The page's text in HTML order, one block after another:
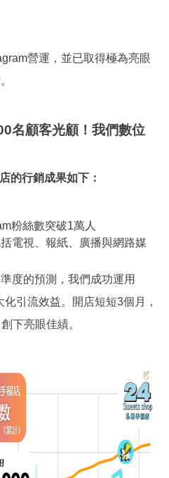
營運，並已取得極為亮眼
名顧客光顧！我們數位
的行銷成果如下：
粉絲數突破1萬人
電視、報紙、廣播與網路媒
度的預測，我們成功運用
引流效益。開店短短3個月，
下亮眼佳績。